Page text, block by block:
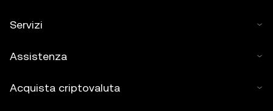
Servizi
Assistenza
Acquista criptovaluta